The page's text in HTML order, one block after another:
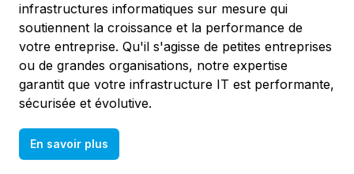
infrastructures informatiques sur mesure qui
soutiennent la croissance et la performance de
votre entreprise. Qu'il s'agisse de petites entreprises
ou de grandes organisations, notre expertise
garantit que votre infrastructure IT est performante,
sécurisée et évolutive.
En savoir plus